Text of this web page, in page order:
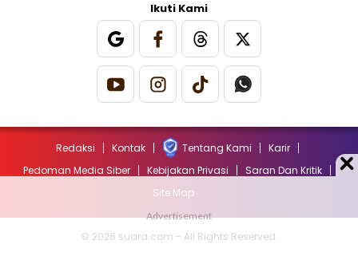
Ikuti Kami
Redaksi Kontak Tentang Kami
Karir
Pedoman Media Siber
Kebijakan Privasi
Saran Dan Kritik
Site Map
© 2026 suara.com - All Rights Reserved.